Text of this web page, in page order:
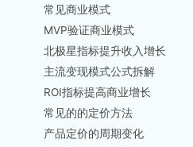
常见商业模式
MVP验证商业模式
北极星指标提升收入增长
主流变现模式公式拆解
ROI指标提高商业增长
常见的的定价方法
产品定价的周期变化